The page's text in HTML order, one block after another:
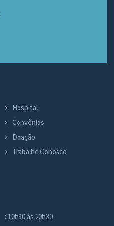
Hospital
Convênios
Doação
Trabalhe Conosco
: 10h30 às 20h30